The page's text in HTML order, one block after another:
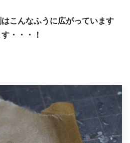
こんなふうに広がっています
・・・！